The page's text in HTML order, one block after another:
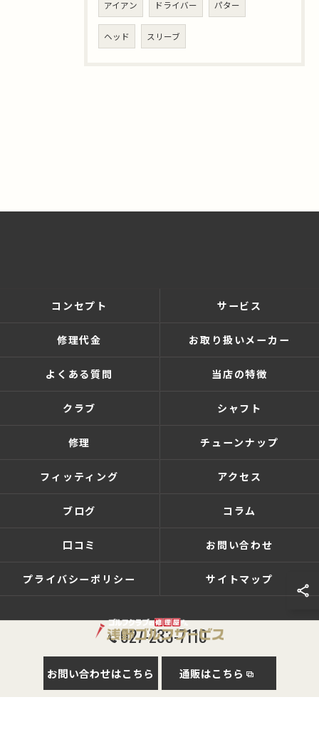
アイアン ドライバー パター
ヘッド スリーブ
027-233-7110
お問い合わせはこちら 通販はこちら
コンセプト サービス
修理代金 お取り扱いメーカー
よくある質問 当店の特徴
クラブ シャフト
修理 チューンナップ
フィッティング アクセス
ブログ コラム
口コミ お問い合わせ
プライバシーポリシー サイトマップ
© 2026 群馬県前橋のゴルフショップなら有限会社浅野ゴルフサービス ALL RIGHTS